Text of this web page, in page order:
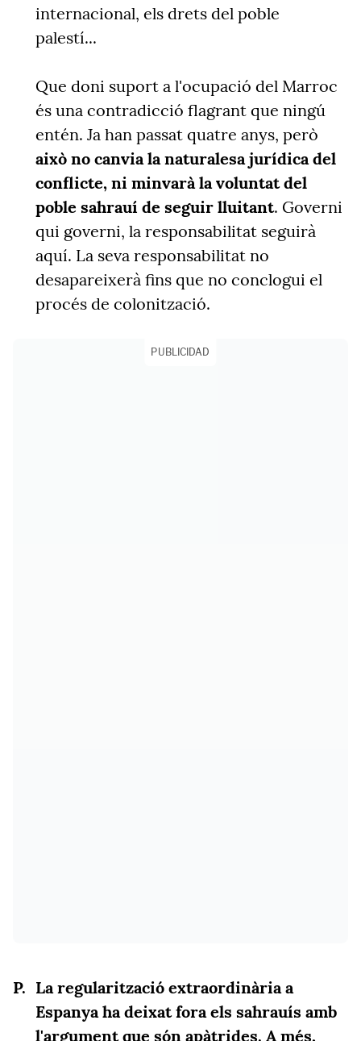
internacional, els drets del poble
palestí...
Que doni suport a l'ocupació del Marroc
és una contradicció flagrant que ningú
entén. Ja han passat quatre anys, però
això no canvia la naturalesa jurídica del
conflicte, ni minvarà la voluntat del
poble sahrauí de seguir lluitant. Governi
qui governi, la responsabilitat seguirà
aquí. La seva responsabilitat no
desapareixerà fins que no conclogui el
procés de colonització.
PUBLICIDAD
La regularització extraordinària a
Espanya ha deixat fora els sahrauís amb
l'argument que són apàtrides. A més,